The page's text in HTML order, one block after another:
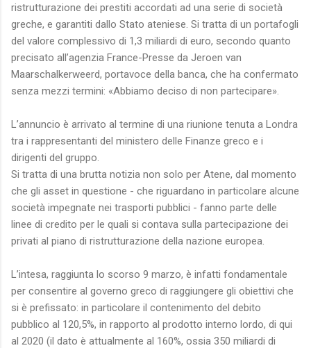
ristrutturazione dei prestiti accordati ad una serie di società
greche, e garantiti dallo Stato ateniese. Si tratta di un portafogli
del valore complessivo di 1,3 miliardi di euro, secondo quanto
precisato all’agenzia France-Presse da Jeroen van
Maarschalkerweerd, portavoce della banca, che ha confermato
senza mezzi termini: «Abbiamo deciso di non partecipare».
L’annuncio è arrivato al termine di una riunione tenuta a Londra
tra i rappresentanti del ministero delle Finanze greco e i
dirigenti del gruppo.
Si tratta di una brutta notizia non solo per Atene, dal momento
che gli asset in questione - che riguardano in particolare alcune
società impegnate nei trasporti pubblici - fanno parte delle
linee di credito per le quali si contava sulla partecipazione dei
privati al piano di ristrutturazione della nazione europea.
L’intesa, raggiunta lo scorso 9 marzo, è infatti fondamentale
per consentire al governo greco di raggiungere gli obiettivi che
si è prefissato: in particolare il contenimento del debito
pubblico al 120,5%, in rapporto al prodotto interno lordo, di qui
al 2020 (il dato è attualmente al 160%, ossia 350 miliardi di